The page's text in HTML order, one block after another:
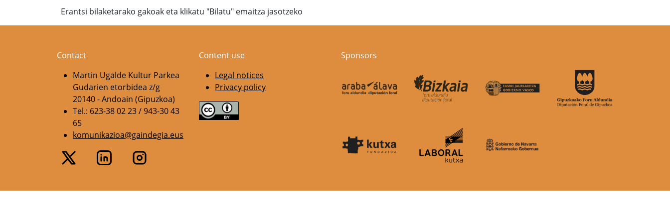
Erantsi bilaketarako gakoak eta klikatu "Bilatu" emaitza jasotzeko
Contact
Martin Ugalde Kultur Parkea
Gudarien etorbidea z/g
20140 - Andoain (Gipuzkoa)
Tel.: 623-38 02 23 / 943-30 43
65
komunikazioa@gaindegia.eus
Content use
Legal notices
Privacy policy
Sponsors